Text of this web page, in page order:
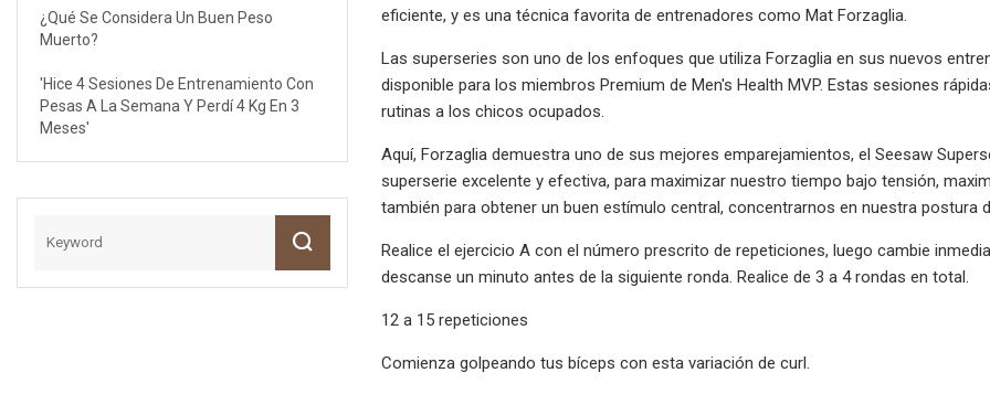
¿Qué Se Considera Un Buen Peso
Muerto?
'Hice 4 Sesiones De Entrenamiento Con
Pesas A La Semana Y Perdí 4 Kg En 3
Meses'
eficiente, y es una técnica favorita de entrenadores como Mat Forzaglia.
Las superseries son uno de los enfoques que utiliza Forzaglia en sus nuevos
disponible para los miembros Premium de Men's Health MVP. Estas sesiones
rutinas a los chicos ocupados.
Aquí, Forzaglia demuestra uno de sus mejores emparejamientos, el Seesaw
superserie excelente y efectiva, para maximizar nuestro tiempo bajo tensión,
también para obtener un buen estímulo central, concentrarnos en nuestra postura
Realice el ejercicio A con el número prescrito de repeticiones, luego cambie
descanse un minuto antes de la siguiente ronda. Realice de 3 a 4 rondas en total.
12 a 15 repeticiones
Comienza golpeando tus bíceps con esta variación de curl.